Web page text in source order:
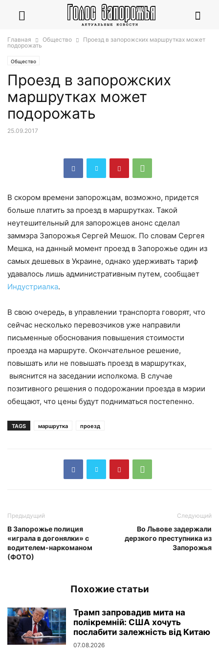
Главная Общество
Проезд в запорожских маршрутках может
подорожать
Общество
Проезд в запорожских
маршрутках может
подорожать
25.09.2017
В скором времени запорожцам, возможно, придется
больше платить за проезд в маршрутках. Такой
неутешительный для запорожцев анонс сделал
заммэра Запорожья Сергей Мешок. По словам Сергея
Мешка, на данный момент проезд в Запорожье один из
самых дешевых в Украине, однако удерживать тариф
удавалось лишь административным путем, сообщает
Индустриалка.
В свою очередь, в управлении транспорта говорят, что
сейчас несколько перевозчиков уже направили
письменные обоснования повышения стоимости
проезда на маршруте. Окончательное решение,
повышать или не повышать проезд в маршрутках,
выяснится на заседании исполкома. В случае
позитивного решения о подорожании проезда в мэрии
обещают, что цены будут подниматься постепенно.
TAGS маршрутка проезд
Предыдущий
В Запорожье полиция
«играла в догонялки» с
водителем-наркоманом
(ФОТО)
Следующий
Во Львове задержали
дерзкого преступника из
Запорожья
Похожие статьи
Трамп запровадив мита на
полікремній: США хочуть
послабити залежність від Китаю
07.08.2026